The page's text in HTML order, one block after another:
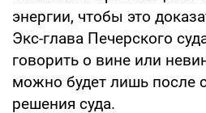
энергии, чтобы это
Экс-глава Печерского
говорить о вине или
можно будет лишь после
решения суда.